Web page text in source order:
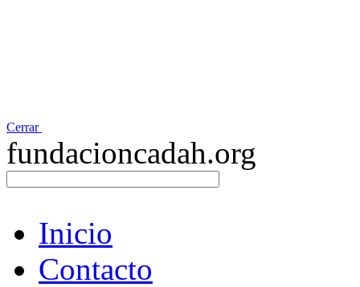
Cerrar
fundacioncadah.org
Inicio
Contacto